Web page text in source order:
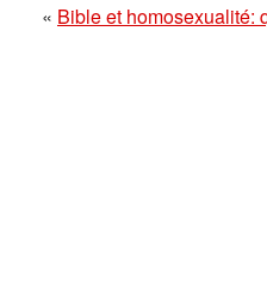
« Bible et homosexualité: